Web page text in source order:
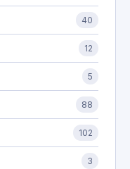
40
12
5
88
102
3